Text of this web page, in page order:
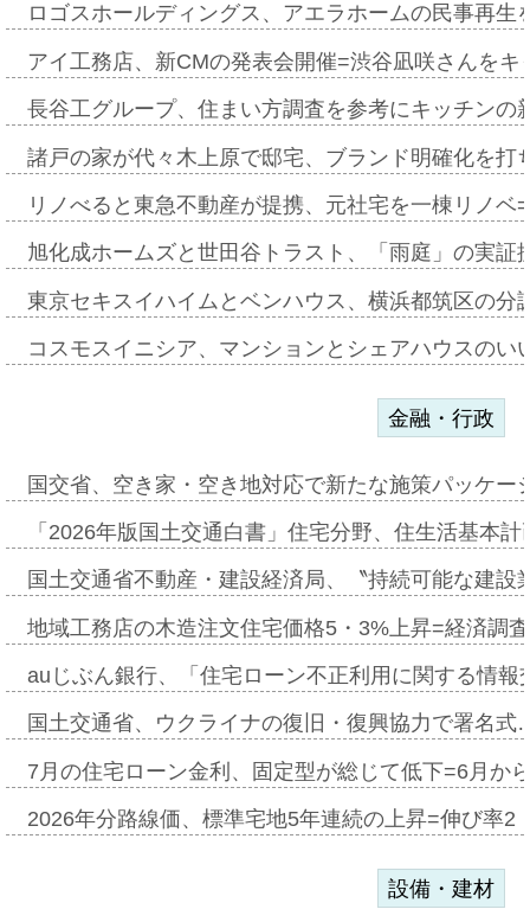
ロゴスホールディングス、アエラホームの民事再
アイ工務店、新CMの発表会開催=渋谷凪咲さんを
長谷工グループ、住まい方調査を参考にキッチン
諸戸の家が代々木上原で邸宅、ブランド明確化を
リノべると東急不動産が提携、元社宅を一棟リノ
旭化成ホームズと世田谷トラスト、「雨庭」の実
東京セキスイハイムとベンハウス、横浜都筑区の
コスモスイニシア、マンションとシェアハウスの
金融・行政
国交省、空き家・空き地対応で新たな施策パッケ
「2026年版国土交通白書」住宅分野、住生活基本
国土交通省不動産・建設経済局、〝持続可能な建
地域工務店の木造注文住宅価格5・3%上昇=経済調
auじぶん銀行、「住宅ローン不正利用に関する情
国土交通省、ウクライナの復旧・復興協力で署名
7月の住宅ローン金利、固定型が総じて低下=6月か
2026年分路線価、標準宅地5年連続の上昇=伸び率
設備・建材